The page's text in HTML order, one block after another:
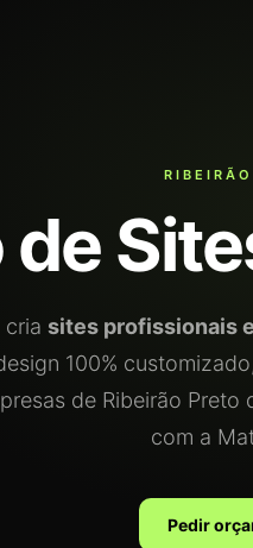
cria sites profissionais
100%
de Ribeirão
com a
Pedir